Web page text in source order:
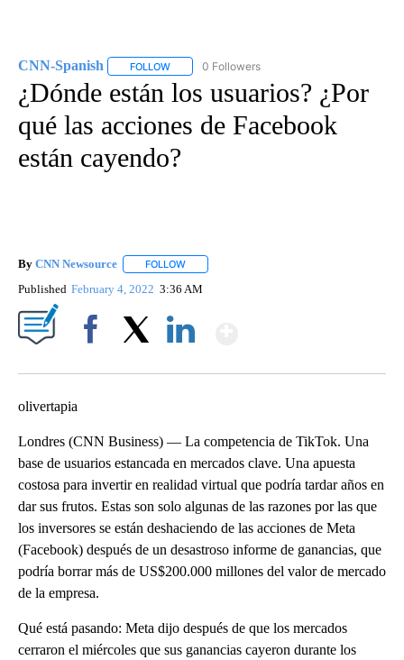
CNN-Spanish FOLLOW FOLLOW "CNN-SPANISH" TO RECEIVE
0 Followers
¿Dónde están los usuarios? ¿Por
qué las acciones de Facebook
están cayendo?
By CNN Newsource FOLLOW
Published February 4, 2022 3:36 AM
olivertapia
Londres (CNN Business) — La competencia de TikTok. Una
base de usuarios estancada en mercados clave. Una apuesta
costosa para invertir en realidad virtual que podría tardar años en
dar sus frutos. Estas son solo algunas de las razones por las que
los inversores se están deshaciendo de las acciones de Meta
(Facebook) después de un desastroso informe de ganancias, que
podría borrar más de US$200.000 millones del valor de mercado
de la empresa.
Qué está pasando: Meta dijo después de que los mercados
cerraron el miércoles que sus ganancias cayeron durante los